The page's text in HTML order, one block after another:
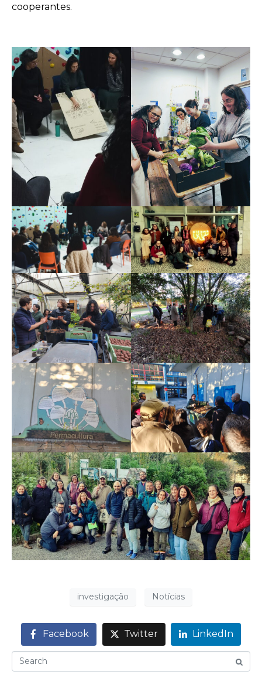
cooperantes.
investigação Notícias
Facebook Twitter LinkedIn